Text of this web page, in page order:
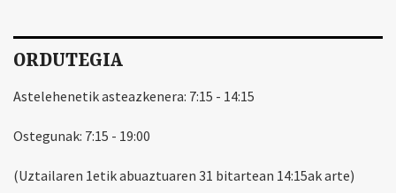
ORDUTEGIA
Astelehenetik asteazkenera: 7:15 - 14:15
Ostegunak: 7:15 - 19:00
(Uztailaren 1etik abuaztuaren 31 bitartean 14:15ak arte)